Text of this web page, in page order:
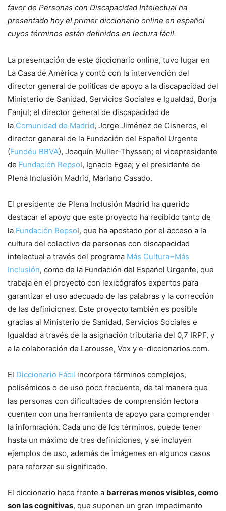
favor de Personas con Discapacidad Intelectual ha
presentado hoy el primer diccionario online en español
cuyos términos están definidos en lectura fácil.
La presentación de este diccionario online, tuvo lugar en
La Casa de América y contó con la intervención del
director general de políticas de apoyo a la discapacidad del
Ministerio de Sanidad, Servicios Sociales e Igualdad, Borja
Fanjul; el director general de discapacidad de
la Comunidad de Madrid, Jorge Jiménez de Cisneros, el
director general de la Fundación del Español Urgente
(Fundéu BBVA), Joaquín Muller-Thyssen; el vicepresidente
de Fundación Repsol, Ignacio Egea; y el presidente de
Plena Inclusión Madrid, Mariano Casado.
El presidente de Plena Inclusión Madrid ha querido
destacar el apoyo que este proyecto ha recibido tanto de
la Fundación Repsol, que ha apostado por el acceso a la
cultura del colectivo de personas con discapacidad
intelectual a través del programa Más Cultura=Más
Inclusión, como de la Fundación del Español Urgente, que
trabaja en el proyecto con lexicógrafos expertos para
garantizar el uso adecuado de las palabras y la corrección
de las definiciones. Este proyecto también es posible
gracias al Ministerio de Sanidad, Servicios Sociales e
Igualdad a través de la asignación tributaria del 0,7 IRPF, y
a la colaboración de Larousse, Vox y e-diccionarios.com.
El Diccionario Fácil incorpora términos complejos,
polisémicos o de uso poco frecuente, de tal manera que
las personas con dificultades de comprensión lectora
cuenten con una herramienta de apoyo para comprender
la información. Cada uno de los términos, puede tener
hasta un máximo de tres definiciones, y se incluyen
ejemplos de uso, además de imágenes en algunos casos
para reforzar su significado.
El diccionario hace frente a barreras menos visibles, como
son las cognitivas, que suponen un gran impedimento